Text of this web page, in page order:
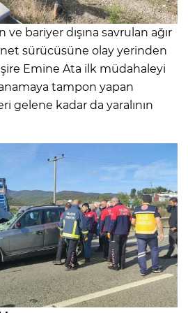
ve bariyer dışına savrulan ağır
sürücüsüne olay yerinden
Emine Ata ilk müdahaleyi
tampon yapan
gelene kadar da yaralının